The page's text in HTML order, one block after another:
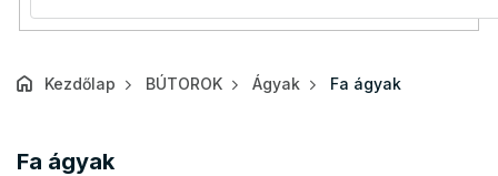
Kezdőlap BÚTOROK Ágyak Fa ágyak
Fa ágyak